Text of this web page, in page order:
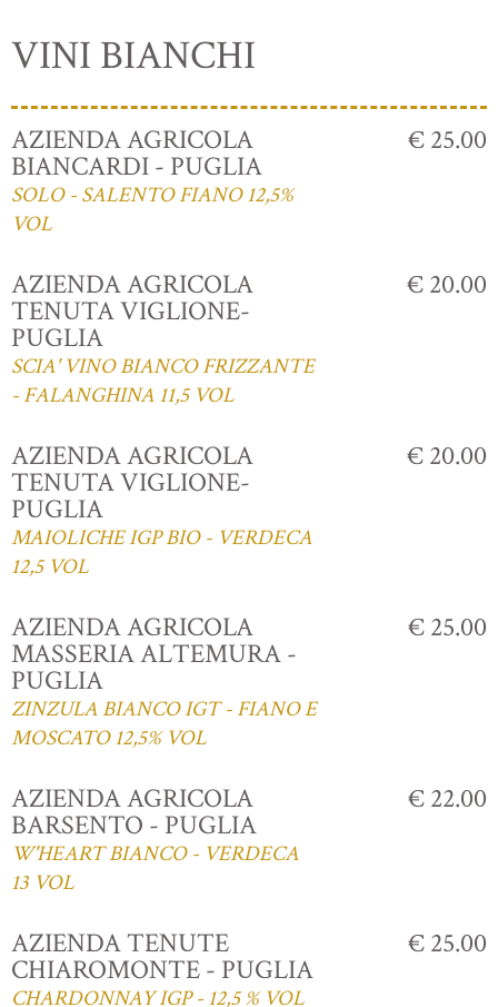
VINI BIANCHI
AZIENDA AGRICOLA
BIANCARDI - PUGLIA
SOLO - SALENTO FIANO 12,5%
VOL
€ 25.00
AZIENDA AGRICOLA
TENUTA VIGLIONE-
PUGLIA
SCIA' VINO BIANCO FRIZZANTE
- FALANGHINA 11,5 VOL
€ 20.00
AZIENDA AGRICOLA
TENUTA VIGLIONE-
PUGLIA
MAIOLICHE IGP BIO - VERDECA
12,5 VOL
€ 20.00
AZIENDA AGRICOLA
MASSERIA ALTEMURA -
PUGLIA
ZINZULA BIANCO IGT - FIANO E
MOSCATO 12,5% VOL
€ 25.00
AZIENDA AGRICOLA
BARSENTO - PUGLIA
W'HEART BIANCO - VERDECA
13 VOL
€ 22.00
AZIENDA TENUTE
CHIAROMONTE - PUGLIA
CHARDONNAY IGP - 12,5 % VOL
€ 25.00